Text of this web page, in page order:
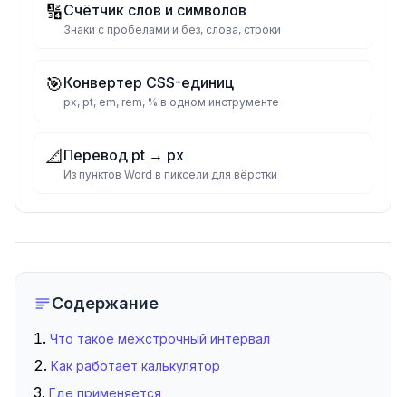
🔢Счётчик слов и символов
Знаки с пробелами и без, слова, строки
🎯Конвертер CSS-единиц
px, pt, em, rem, % в одном инструменте
📐 Перевод pt → px
Из пунктов Word в пиксели для вёрстки
Содержание
Что такое межстрочный интервал
Как работает калькулятор
Где применяется